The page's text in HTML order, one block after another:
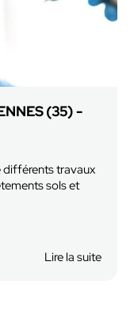
SAINT GRÉGOIRE
propose son savoir
de façades
Pacé et...